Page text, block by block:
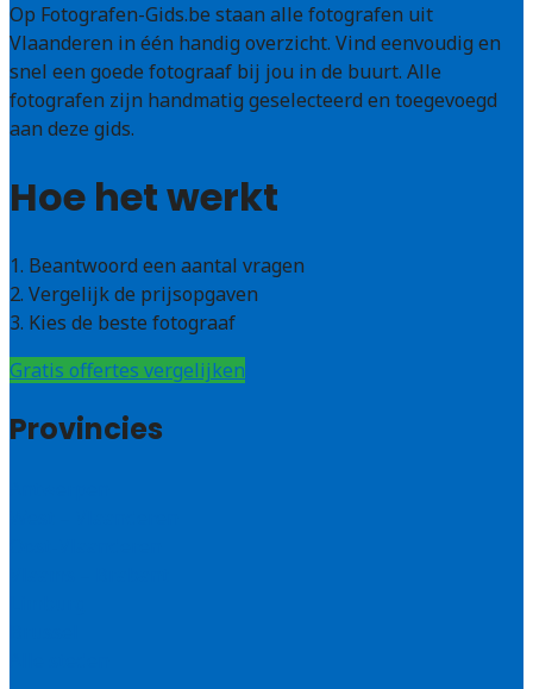
Op Fotografen-Gids.be staan alle fotografen uit
Vlaanderen in één handig overzicht. Vind eenvoudig en
snel een goede fotograaf bij jou in de buurt. Alle
fotografen zijn handmatig geselecteerd en toegevoegd
aan deze gids.
Hoe het werkt
1. Beantwoord een aantal vragen
2. Vergelijk de prijsopgaven
3. Kies de beste fotograaf
Gratis offertes vergelijken
Provincies